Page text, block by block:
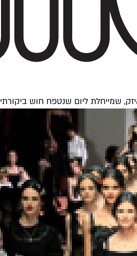
שמייחלת ליום שנטפח חוש ביקורתי